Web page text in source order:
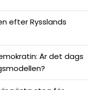
efter Rysslands
Är det dags